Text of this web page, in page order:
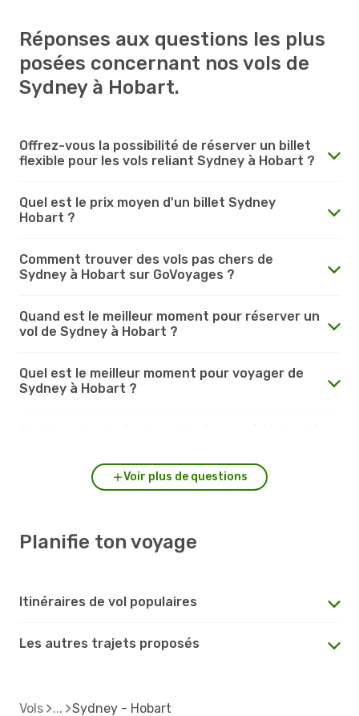
Réponses aux questions les plus
posées concernant nos vols de
Sydney à Hobart.
Offrez-vous la possibilité de réserver un billet
flexible pour les vols reliant Sydney à Hobart ?
Quel est le prix moyen d'un billet Sydney
Hobart ?
Comment trouver des vols pas chers de
Sydney à Hobart sur GoVoyages ?
Quand est le meilleur moment pour réserver un
vol de Sydney à Hobart ?
Quel est le meilleur moment pour voyager de
Sydney à Hobart ?
Voir plus de questions
Planifie ton voyage
Itinéraires de vol populaires
Les autres trajets proposés
Vols Sydney - Hobart